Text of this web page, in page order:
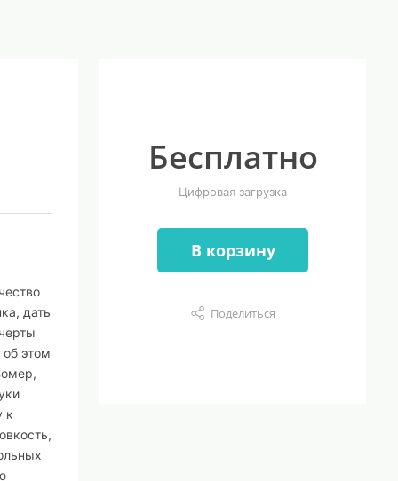
дать
этом
к
Бесплатно
Цифровая загрузка
В корзину
Поделиться